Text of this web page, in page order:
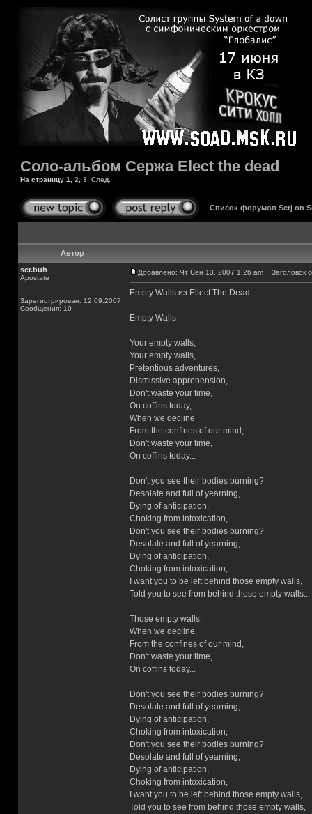
Соло-альбом Сержа Elect the dead
На страницу 1 2 3 След.
Список форумов Serj on
Автор
ser.buh
Apostate
Зарегистрирован: 12.09.2007
Сообщения: 10
Добавлено: Чт Сен 13, 2007 1:26 am Заголовок
Empty Walls из Ellect The Dead
Empty Walls
Your empty walls,
Your empty walls,
Pretentious adventures,
Dismissive apprehension,
Don't waste your time,
On coffins today,
When we decline
From the confines of our mind,
Don't waste your time,
On coffins today...
Don't you see their bodies burning?
Desolate and full of yearning,
Dying of anticipation,
Choking from intoxication,
Don't you see their bodies burning?
Desolate and full of yearning,
Dying of anticipation,
Choking from intoxication,
I want you to be left behind those empty walls,
Told you to see from behind those empty walls...
Those empty walls,
When we decline,
From the confines of our mind,
Don't waste your time,
On coffins today...
Don't you see their bodies burning?
Desolate and full of yearning,
Dying of anticipation,
Choking from intoxication,
Don't you see their bodies burning?
Desolate and full of yearning,
Dying of anticipation,
Choking from intoxication,
I want you to be left behind those empty walls,
Told you to see from behind those empty walls,